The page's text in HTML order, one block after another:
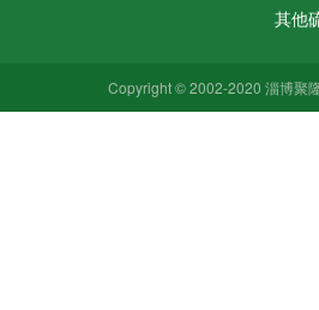
其他
Copyright © 2002-2020 淄博聚